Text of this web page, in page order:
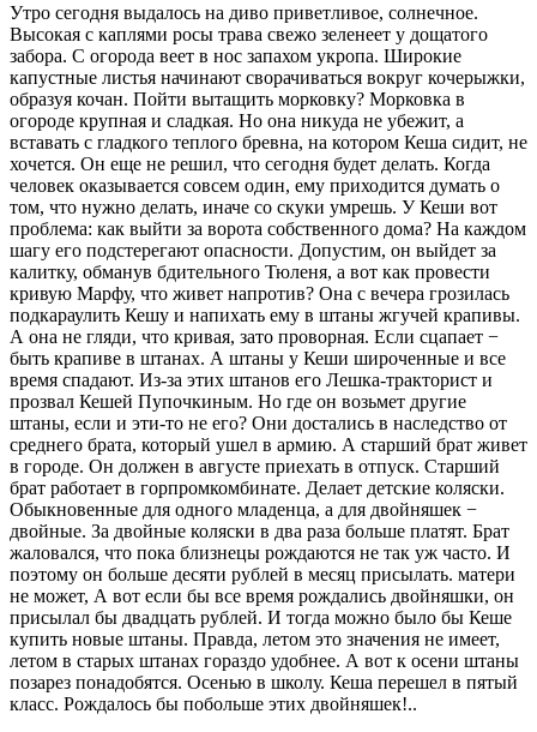
Утро сегодня выдалось на диво приветливое, солнечное.
Высокая с каплями росы трава свежо зеленеет у дощатого
забора. С огорода веет в нос запахом укропа. Широкие
капустные листья начинают сворачиваться вокруг кочерыжки,
образуя кочан. Пойти вытащить морковку? Морковка в
огороде крупная и сладкая. Но она никуда не убежит, а
вставать с гладкого теплого бревна, на котором Кеша сидит, не
хочется. Он еще не решил, что сегодня будет делать. Когда
человек оказывается совсем один, ему приходится думать о
том, что нужно делать, иначе со скуки умрешь. У Кеши вот
проблема: как выйти за ворота собственного дома? На каждом
шагу его подстерегают опасности. Допустим, он выйдет за
калитку, обманув бдительного Тюленя, а вот как провести
кривую Марфу, что живет напротив? Она с вечера грозилась
подкараулить Кешу и напихать ему в штаны жгучей крапивы.
А она не гляди, что кривая, зато проворная. Если сцапает −
быть крапиве в штанах. А штаны у Кеши широченные и все
время спадают. Из-за этих штанов его Лешка-тракторист и
прозвал Кешей Пупочкиным. Но где он возьмет другие
штаны, если и эти-то не его? Они достались в наследство от
среднего брата, который ушел в армию. А старший брат живет
в городе. Он должен в августе приехать в отпуск. Старший
брат работает в горпромкомбинате. Делает детские коляски.
Обыкновенные для одного младенца, а для двойняшек −
двойные. За двойные коляски в два раза больше платят. Брат
жаловался, что пока близнецы рождаются не так уж часто. И
поэтому он больше десяти рублей в месяц присылать. матери
не может, А вот если бы все время рождались двойняшки, он
присылал бы двадцать рублей. И тогда можно было бы Кеше
купить новые штаны. Правда, летом это значения не имеет,
летом в старых штанах гораздо удобнее. А вот к осени штаны
позарез понадобятся. Осенью в школу. Кеша перешел в пятый
класс. Рождалось бы побольше этих двойняшек!..